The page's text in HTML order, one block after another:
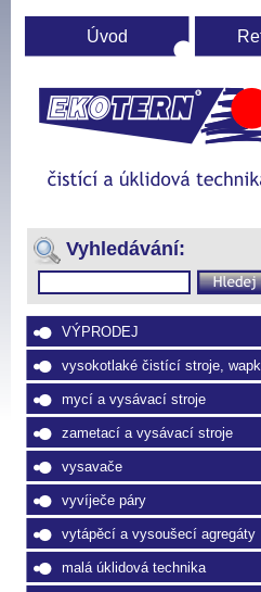
(Přejít
navigaci)
Vyhledávání:
VÝPRODEJ
vysokotlaké čistící stroje,
mycí a vysávací stroje
zametací a vysávací stroje
vysavače
vyvíječe páry
vytápěcí a vysoušecí agregáty
malá úklidová technika
Úvod